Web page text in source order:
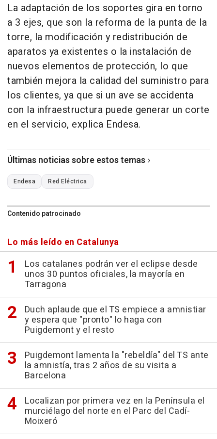
La adaptación de los soportes gira en torno
a 3 ejes, que son la reforma de la punta de la
torre, la modificación y redistribución de
aparatos ya existentes o la instalación de
nuevos elementos de protección, lo que
también mejora la calidad del suministro para
los clientes, ya que si un ave se accidenta
con la infraestructura puede generar un corte
en el servicio, explica Endesa.
Últimas noticias sobre estos temas
Endesa Red Eléctrica
Contenido patrocinado
Lo más leído en Catalunya
Los catalanes podrán ver el eclipse desde
unos 30 puntos oficiales, la mayoría en
Tarragona
Duch aplaude que el TS empiece a amnistiar
y espera que "pronto" lo haga con
Puigdemont y el resto
Puigdemont lamenta la "rebeldía" del TS ante
la amnistía, tras 2 años de su visita a
Barcelona
Localizan por primera vez en la Península el
murciélago del norte en el Parc del Cadí-
Moixeró